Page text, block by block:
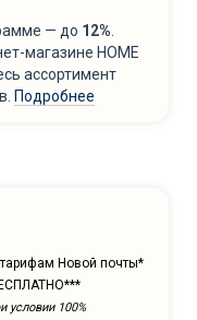
— до 12%
магазине HOME
ассортимент
Подробнее
Новой почты*
условии 100%